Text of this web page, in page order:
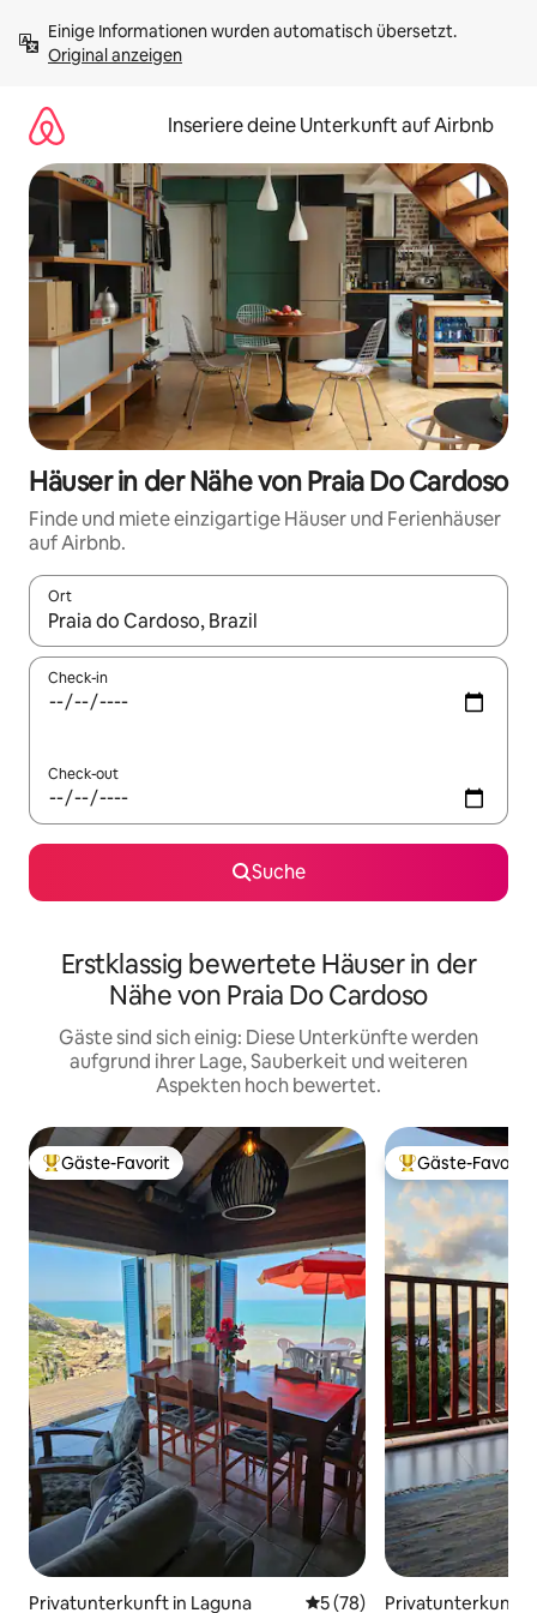
Inhalten
springenOriginal anzeigen
Inseriere deine Unterkunft auf Airbnb
Häuser in der Nähe von Praia Do Cardoso
Finde und miete einzigartige Häuser und Ferienhäuser
auf Airbnb.
Ort
Wenn Ergebnisse verfügbar sind, navigiere mit den
Check-in
Check-out
Suche
Erstklassig bewertete Häuser in der
Nähe von Praia Do Cardoso
Gäste sind sich einig: Diese Unterkünfte werden
aufgrund ihrer Lage, Sauberkeit und weiteren
Aspekten hoch bewertet.
Beliebter Gäste-Favorit.
Gäste-Favorit
Privatunterkunft in Laguna Durchschnittliche
5 (78)
Beliebter Gäste-
Gäste-Favorit
Privatunterkunft